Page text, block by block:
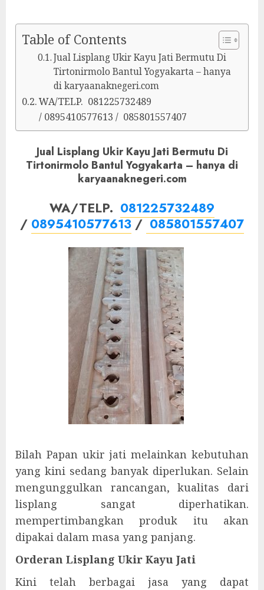
Table of Contents
Jual Lisplang Ukir Kayu Jati Bermutu Di
Tirtonirmolo Bantul Yogyakarta – hanya
di karyaanaknegeri.com
WA/TELP. 081225732489
/ 0895410577613 / 085801557407
Jual Lisplang Ukir Kayu Jati Bermutu Di
Tirtonirmolo Bantul Yogyakarta – hanya di
karyaanaknegeri.com
WA/TELP. 081225732489
/ 0895410577613/085801557407
Bilah Papan ukir jati melainkan kebutuhan
yang kini sedang banyak diperlukan. Selain
mengunggulkan rancangan, kualitas dari
lisplang sangat diperhatikan.
mempertimbangkan produk itu akan
dipakai dalam masa yang panjang.
Orderan Lisplang Ukir Kayu Jati
Kini telah berbagai jasa yang dapat